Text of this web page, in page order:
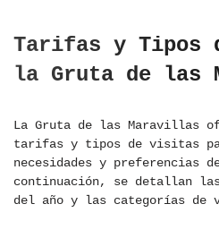
Tarifas y Tipos
la Gruta de las
La Gruta de las Maravillas
tarifas y tipos de visitas
necesidades y preferencias
continuación, se detallan
del año y las categorías de